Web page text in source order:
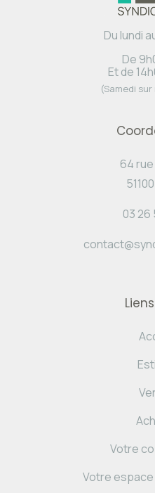
Du lundi
De
Et de
(Samedi
64
03 26
Votre
Votre